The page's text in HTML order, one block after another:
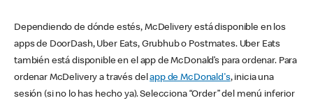
Dependiendo de dónde estés, McDelivery está disponible en los
apps de DoorDash, Uber Eats, Grubhub o Postmates. Uber Eats
también está disponible en el app de McDonald’s para ordenar. Para
ordenar McDelivery a través delapp de McDonald's, inicia una
sesión (si no lo has hecho ya). Selecciona “Order” del menú inferior